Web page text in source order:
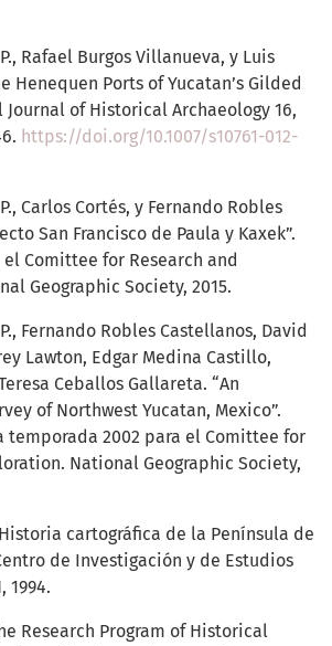
Rafael Burgos Villanueva, y Luis
Henequen Ports of Yucatan’s Gilded
Journal of Historical Archaeology 16,
https://doi.org/10.1007/s10761-012-
Carlos Cortés, y Fernando Robles
San Francisco de Paula y Kaxek”.
Comittee for Research and
Geographic Society, 2015.
Fernando Robles Castellanos, David
Lawton, Edgar Medina Castillo,
Ceballos Gallareta. “An
of Northwest Yucatan, Mexico”.
temporada 2002 para el Comittee for
National Geographic Society,
cartográfica de la Península de
de Investigación y de Estudios
1994.
Research Program of Historical